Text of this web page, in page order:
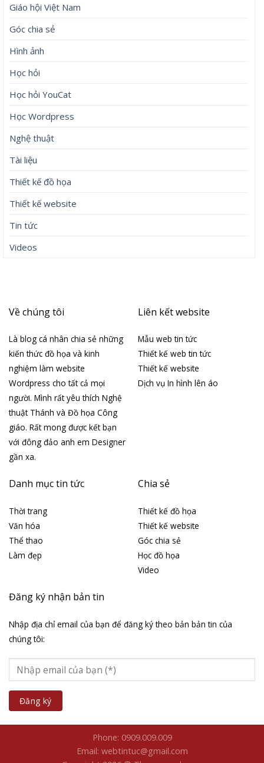
Giáo hội Việt Nam
Góc chia sẻ
Hình ảnh
Học hỏi
Học hỏi YouCat
Học Wordpress
Nghệ thuật
Tài liệu
Thiết kế đồ họa
Thiết kế website
Tin tức
Videos
Về chúng tôi
Là blog cá nhân chia sẻ những
kiến thức đồ họa và kinh
nghiệm làm website
Wordpress cho tất cả mọi
người. Mình rất yêu thích Nghệ
thuật Thánh và Đồ họa Công
giáo. Rất mong được kết bạn
với đông đảo anh em Designer
gần xa.
Liên kết website
Mẫu web tin tức
Thiết kế web tin tức
Thiết kế website
Dịch vụ In hình lên áo
Danh mục tin tức
Thời trang
Văn hóa
Thể thao
Làm đẹp
Chia sẻ
Thiết kế đồ họa
Thiết kế website
Góc chia sẻ
Học đồ họa
Video
Đăng ký nhận bản tin
Nhập địa chỉ email của bạn để đăng ký theo bản bản tin của
chúng tôi:
Phone: 0909.009.009
Email: webtintuc@gmail.com